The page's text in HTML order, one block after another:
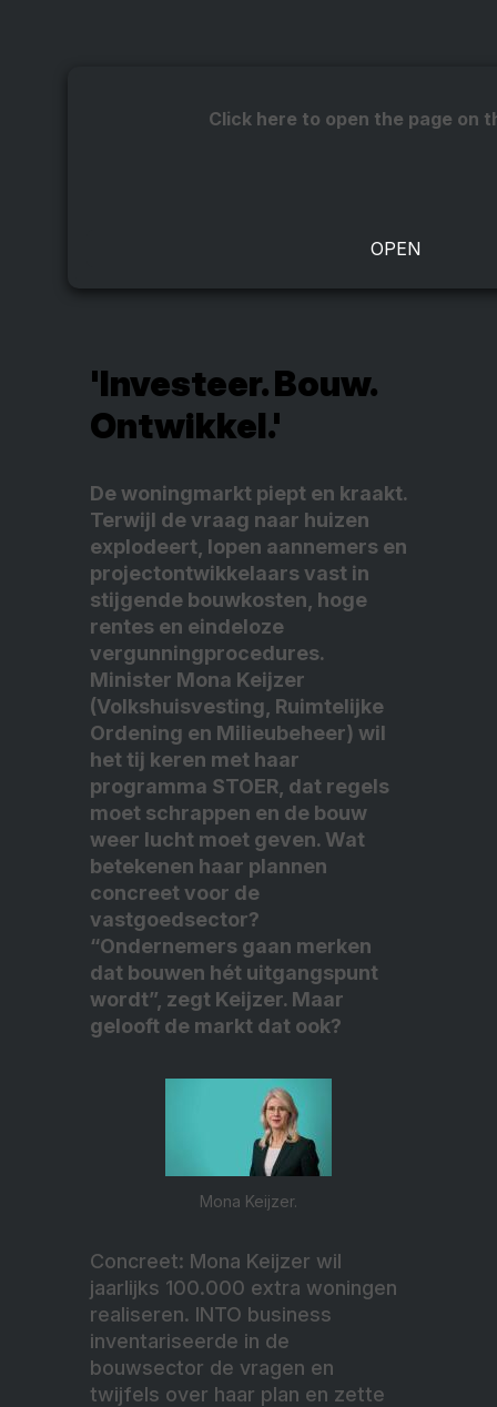
Click here to open the page on
'Investeer. Bouw.
Ontwikkel.'
De woningmarkt piept en kraakt.
Terwijl de vraag naar huizen
explodeert, lopen aannemers en
projectontwikkelaars vast in
stijgende bouwkosten, hoge
rentes en eindeloze
vergunningprocedures.
Minister Mona Keijzer
(Volkshuisvesting, Ruimtelijke
Ordening en Milieubeheer) wil
het tij keren met haar
programma STOER, dat regels
moet schrappen en de bouw
weer lucht moet geven. Wat
betekenen haar plannen
concreet voor de
vastgoedsector?
“Ondernemers gaan merken
dat bouwen hét uitgangspunt
wordt”, zegt Keijzer. Maar
gelooft de markt dat ook?
Mona Keijzer.
Concreet: Mona Keijzer wil
jaarlijks 100.000 extra woningen
realiseren. INTO business
inventariseerde in de
bouwsector de vragen en
twijfels over haar plan en zette